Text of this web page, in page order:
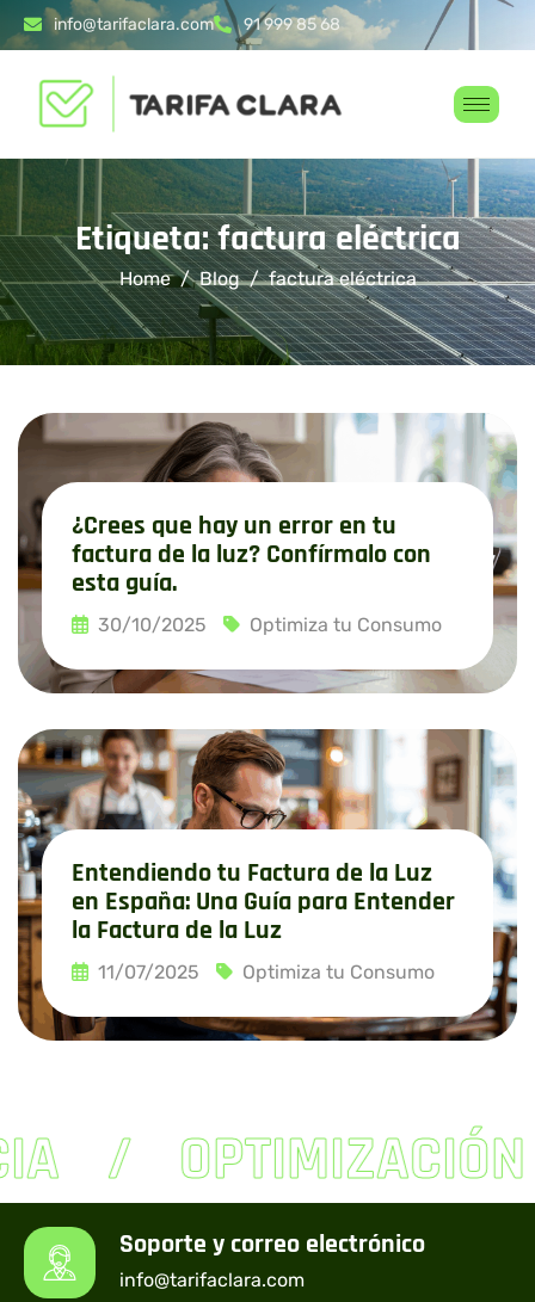
info@tarifaclara.com 91 999 85 68
Etiqueta: factura eléctrica
Home Blog factura eléctrica
¿Crees que hay un error en tu
factura de la luz? Confírmalo con
esta guía.
30/10/2025 Optimiza tu Consumo
Leer más
Entendiendo tu Factura de la Luz
en España: Una Guía para Entender
la Factura de la Luz
11/07/2025 Optimiza tu Consumo
Leer más
OPTIMIZACIÓN
Soporte y correo electrónico
info@tarifaclara.com